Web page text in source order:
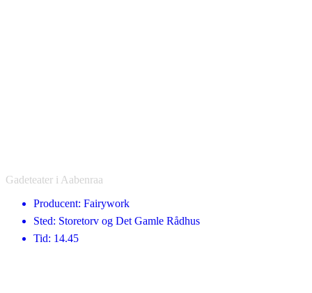
Gadeteater i Aabenraa
Producent: Fairywork
Sted: Storetorv og Det Gamle Rådhus
Tid: 14.45